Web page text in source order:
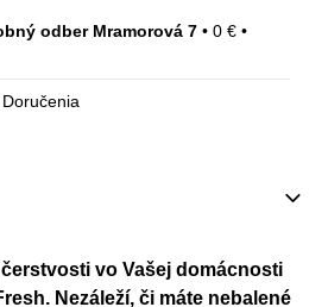
odber Mramorová 7 • 0 € •
Doručenia
vo Vašej domácnosti
Nezáleží, či máte nebalené